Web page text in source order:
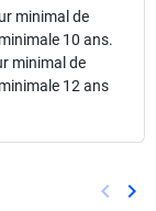
minimal de
10 ans.
minimal de
12 ans
keyboard_arrow_left keyboard_arrow_right